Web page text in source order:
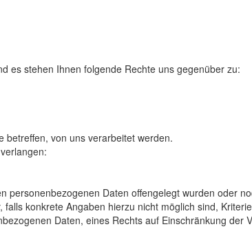
es stehen Ihnen folgende Rechte uns gegenüber zu:
betreffen, von uns verarbeitet werden.
Daten offengelegt wurden oder
konkrete Angaben hierzu nicht möglich sind,
Daten, eines Rechts auf Einschränkung